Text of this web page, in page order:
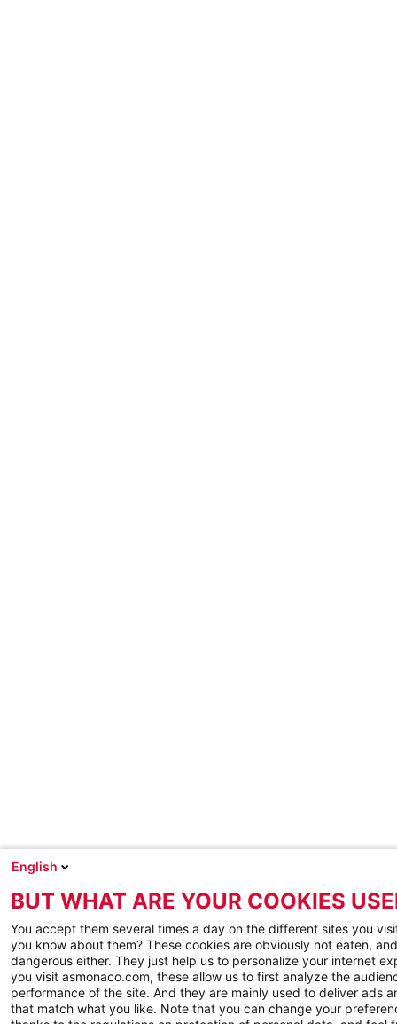
English
BUT WHAT ARE YOUR COOKIES
You accept them several times a day on the different sites you
you know about them? These cookies are obviously not eaten,
dangerous either. They just help us to personalize your internet
you visit asmonaco.com, these allow us to first analyze the
performance of the site. And they are mainly used to deliver ads
that match what you like. Note that you can change your